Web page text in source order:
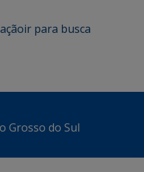
ir para busca
Grosso do Sul